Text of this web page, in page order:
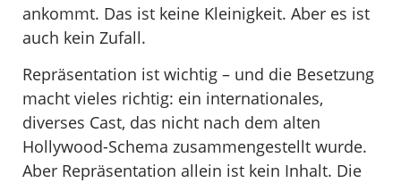
ankommt. Das ist keine Kleinigkeit. Aber es ist
auch kein Zufall.
Repräsentation ist wichtig – und die Besetzung
macht vieles richtig: ein internationales,
diverses Cast, das nicht nach dem alten
Hollywood-Schema zusammengestellt wurde.
Aber Repräsentation allein ist kein Inhalt. Die